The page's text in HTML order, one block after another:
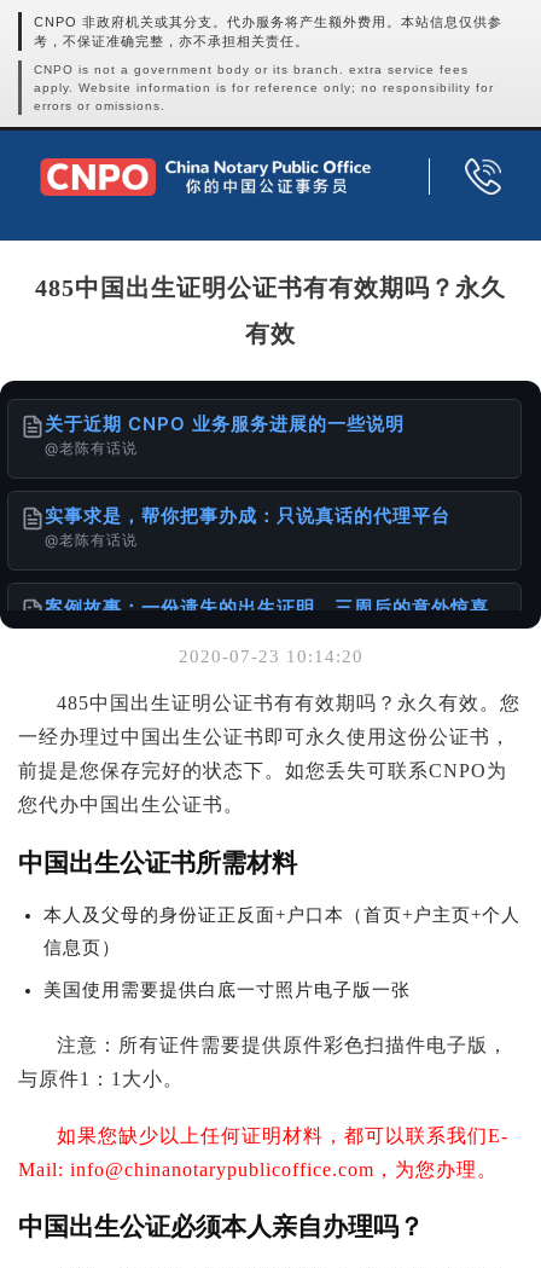
CNPO 非政府机关或其分支。代办服务将产生额外费用。本站信息仅供参
考，不保证准确完整，亦不承担相关责任。
CNPO is not a government body or its branch. extra service fees
apply. Website information is for reference only; no responsibility for
errors or omissions.
485中国出生证明公证书有有效期吗？永久
有效
关于近期 CNPO 业务服务进展的一些说明
@老陈有话说
实事求是，帮你把事办成：只说真话的代理平台
@老陈有话说
案例故事：一份遗失的出生证明，三周后的意外惊喜
@老陈有话说
港台身份办理国内的无犯罪公证书
@样本库
@老陈有话说
在申请美国移民时，如何正确准备出生公证？
@老陈有话说
2020-07-23 10:14:20
485中国出生证明公证书有有效期吗？永久有效。您
一经办理过中国出生公证书即可永久使用这份公证书，
前提是您保存完好的状态下。如您丢失可联系CNPO为
您代办中国出生公证书。
中国出生公证书所需材料
本人及父母的身份证正反面+户口本（首页+户主页+个人
信息页）
美国使用需要提供白底一寸照片电子版一张
注意：所有证件需要提供原件彩色扫描件电子版，
与原件1：1大小。
如果您缺少以上任何证明材料，都可以联系我们E-
Mail: info@chinanotarypublicoffice.com ，为您办理。
中国出生公证必须本人亲自办理吗？